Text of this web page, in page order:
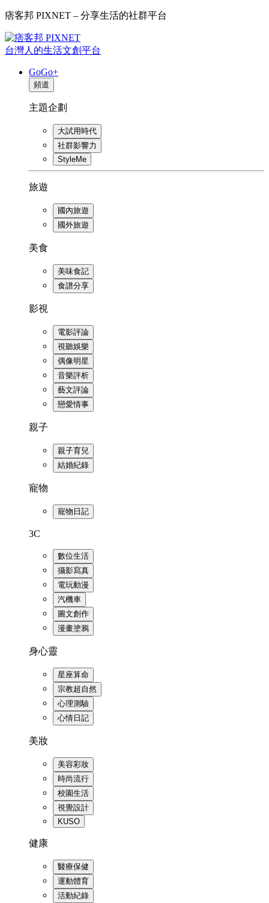
痞客邦 PIXNET – 分享生活的社群平台
台灣人的生活文創平台
GoGo+
頻道
主題企劃
大試用時代
社群影響力
StyleMe
旅遊
國內旅遊
國外旅遊
美食
美味食記
食譜分享
影視
電影評論
視聽娛樂
偶像明星
音樂評析
藝文評論
戀愛情事
親子
親子育兒
結婚紀錄
寵物
寵物日記
3C
數位生活
攝影寫真
電玩動漫
汽機車
圖文創作
漫畫塗鴉
身心靈
星座算命
宗教超自然
心理測驗
心情日記
美妝
美容彩妝
時尚流行
校園生活
視覺設計
KUSO
健康
醫療保健
運動體育
活動紀錄